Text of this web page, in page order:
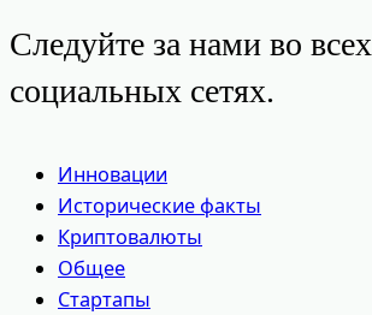
Следуйте за нами во всех
социальных сетях.
Инновации
Исторические факты
Криптовалюты
Общее
Стартапы